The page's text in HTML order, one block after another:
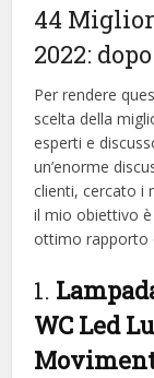
44
2022:
Per rendere
scelta della
esperti e
un’enorme
clienti, cercato i
il mio obiettivo
ottimo rapporto
1.
WC Led